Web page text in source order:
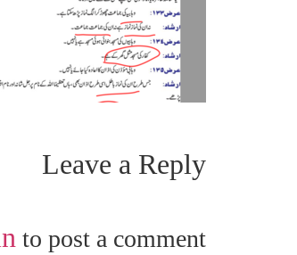
Leave a Reply
to post a comment.